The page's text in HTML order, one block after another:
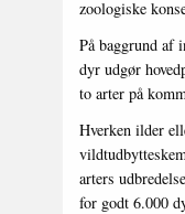
zoologiske
På baggrund af
dyr udgør
to arter på
Hverken ilder
arters
for godt 6.000